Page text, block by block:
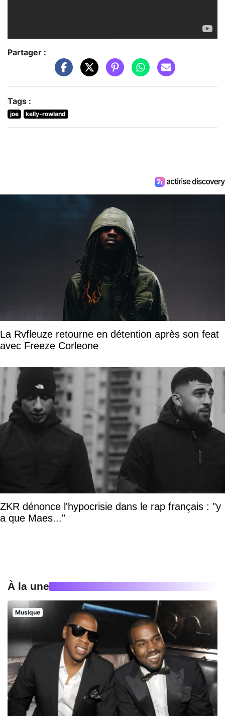
Partager :
Tags :
joe kelly-rowland
La Rvfleuze retourne en détention après son feat
avec Freeze Corleone
ZKR dénonce l'hypocrisie dans le rap français : "y
a que Maes..."
À la une
Musique